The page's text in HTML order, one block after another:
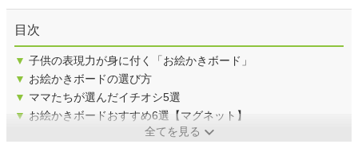
目次
▼ 子供の表現力が身に付く「お絵かきボード」
▼ お絵かきボードの選び方
▼ ママたちが選んだイチオシ5選
▼ お絵かきボードおすすめ6選【マグネット】
全てを見る